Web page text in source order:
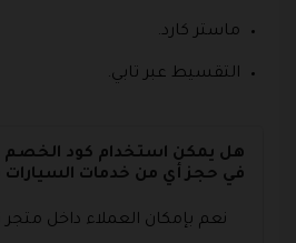
ماستر كارد.
التقسيط عبر تابي.
هل يمكن استخدام كود الخصم
في حجز أي من خدمات السيارات
نعم بإمكان العملاء داخل